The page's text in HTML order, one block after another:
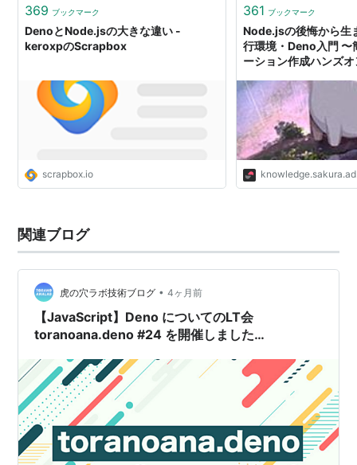
369 ブックマーク
DenoとNode.jsの大きな違い -
keroxpのScrapbox
scrapbox.io
361 ブックマーク
Node.jsの後悔から生
行環境・Deno入門 〜
ーション作成ハンズ
関連ブログ
虎の穴ラボ技術ブログ • 4ヶ月前
【JavaScript】Deno についてのLT会
toranoana.deno #24 を開催しました